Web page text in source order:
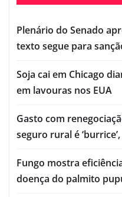
Plenário do Senado
texto segue para
Soja cai em Chicago
em lavouras nos EUA
Gasto com
seguro rural é
Fungo mostra
doença do palmito